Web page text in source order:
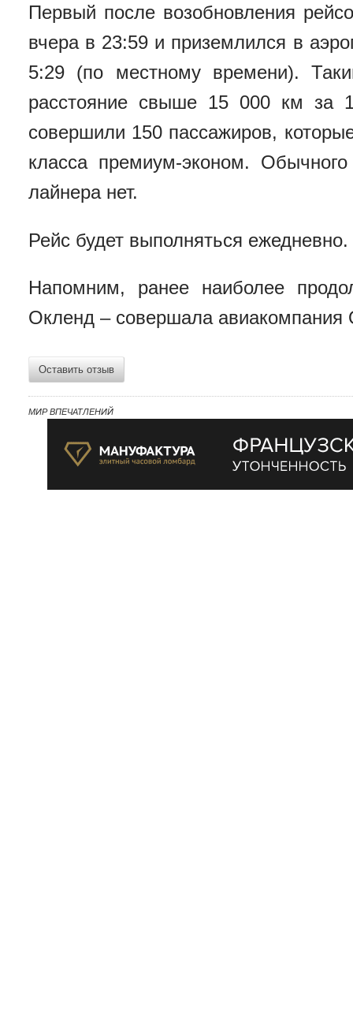
Первый после возобновления
вчера в 23:59 и приземлился в
5:29 (по местному времени).
расстояние свыше 15 000 км за
совершили 150 пассажиров,
класса премиум-эконом.
лайнера нет.
Рейс будет выполняться ежедневно.
Напомним, ранее наиболее
Окленд – совершала авиакомпания
Оставить отзыв
МИР ВПЕЧАТЛЕНИЙ